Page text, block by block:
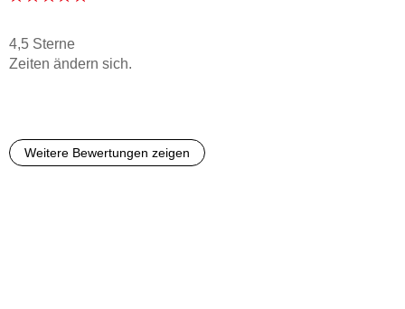
4,5 Sterne
Zeiten ändern sich.
Weitere Bewertungen zeigen